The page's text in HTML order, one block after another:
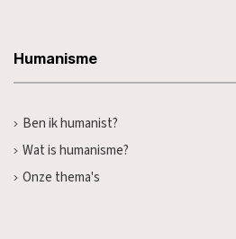
Humanisme
Ben ik humanist?
Wat is humanisme?
Onze thema's